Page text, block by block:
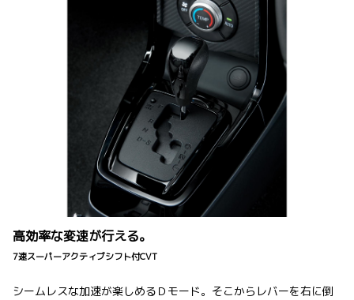
高効率な変速が行える。
7速スーパーアクティブシフト付CVT
シームレスな加速が楽しめるＤモード。そこからレバーを右に倒